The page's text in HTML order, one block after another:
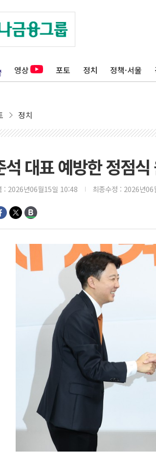
영상 포토 정치 정책·서울
정치
석 대표 예방한 정점식
: 2026년06월15일 10:48 최종수정 : 2026년06